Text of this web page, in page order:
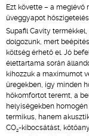
Ezt követte – a
üveggyapot
Supafil Cavity
dolgozunk, mert
költség érhető el. Jó
élettartama során
kihozzuk a maximumot
üregekben, így minden
hőkomfortot teremt, a
helyiségekben
termikus, hanem
CO2-kibocsátást,